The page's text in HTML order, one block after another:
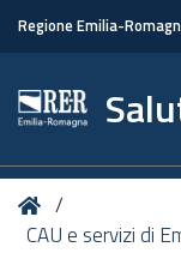
Regione Emilia-
Tu
sei
Home
CAU e servizi di